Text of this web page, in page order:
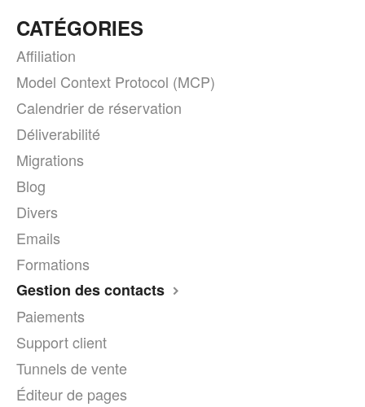
CATÉGORIES
Affiliation
Model Context Protocol (MCP)
Calendrier de réservation
Déliverabilité
Migrations
Blog
Divers
Emails
Formations
Gestion des contacts
Paiements
Support client
Tunnels de vente
Éditeur de pages